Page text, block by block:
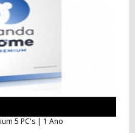
5 PC's | 1 Ano